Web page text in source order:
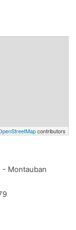
contributors
- Montauban